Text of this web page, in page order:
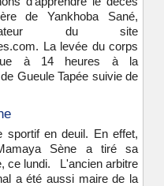
de Yankhoba Sané,
du site
La levée du corps
à 14 heures à la
Gueule Tapée suivie de
sportif en deuil. En effet,
Sène a tiré sa
ce lundi. L'ancien arbitre
a été aussi maire de la